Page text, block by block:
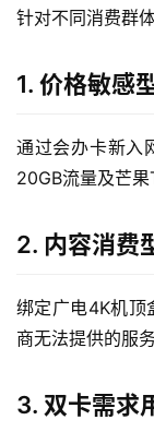
卡
宽
带
随
i
F
针对不同消费群
1. 价格敏感
通过会办卡新入
20GB流量及芒果
2. 内容消费
绑定广电4K机顶
商无法提供的服务
3. 双卡需求